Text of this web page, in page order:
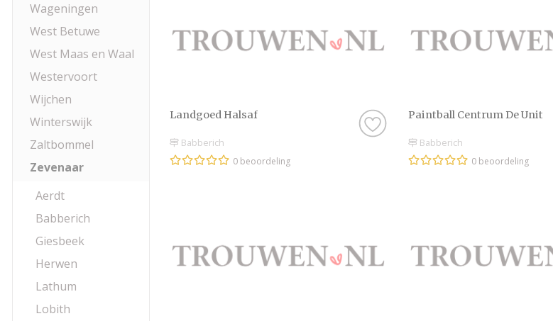
Wageningen
West Betuwe
West Maas en Waal
Westervoort
Wijchen
Winterswijk
Zaltbommel
Zevenaar
Aerdt
Babberich
Giesbeek
Herwen
Lathum
Lobith
Landgoed Halsaf
Babberich
0 beoordeling
Paintball Centrum De Unit
Babberich
0 beoordeling